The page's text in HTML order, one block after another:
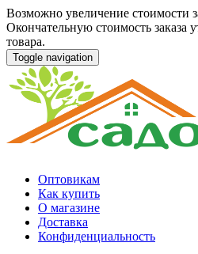
Возможно увеличение стоимости
Окончательную стоимость заказа
товара.
Toggle navigation
Оптовикам
Как купить
О магазине
Доставка
Конфиденциальность